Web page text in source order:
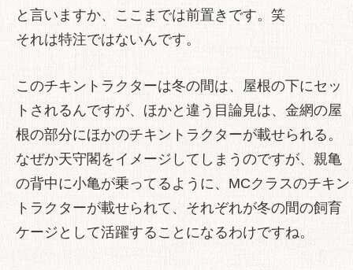
と言いますか、ここまでは前置きです。笑
それは特注ではないんです。
このチキントラクターは冬の間は、屋根の下にセッ
トされるんですが、ほかと違う目論見は、金網の屋
根の部分にほかのチキントラクターが載せられる。
なぜか天守閣をイメージしてしまうのですが、親亀
の背中に小亀が乗ってるように、MCクラスのチキン
トラクターが載せられて、それぞれが冬の間の飼育
ケージ として活躍することになるわけですね。